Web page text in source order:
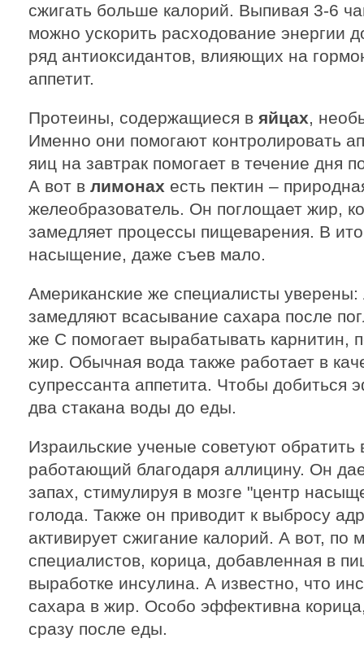
сжигать больше калорий. Выпивая 3-6
можно ускорить расходование энергии
ряд антиоксидантов, влияющих на
аппетит.
Протеины, содержащиеся в яйцах,
Именно они помогают контролировать
яиц на завтрак помогает в течение дня
А вот в лимонах есть пектин –
желеобразователь. Он поглощает жир,
замедляет процессы пищеварения. В
насыщение, даже съев мало.
Американские же специалисты уверены:
замедляют всасывание сахара после
же С помогает вырабатывать карнитин,
жир. Обычная вода также работает в
супрессанта аппетита. Чтобы добиться
два стакана воды до еды.
Израильские ученые советуют
работающий благодаря аллицину. Он
запах, стимулируя в мозге "центр
голода. Также он приводит к выбросу
активирует сжигание калорий. А вот, по
специалистов, корица, добавленная в
выработке инсулина. А известно, что
сахара в жир. Особо эффективна
сразу после еды.